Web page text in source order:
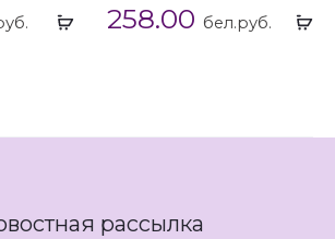
Выбрать258.00 бел.руб.
рассылка